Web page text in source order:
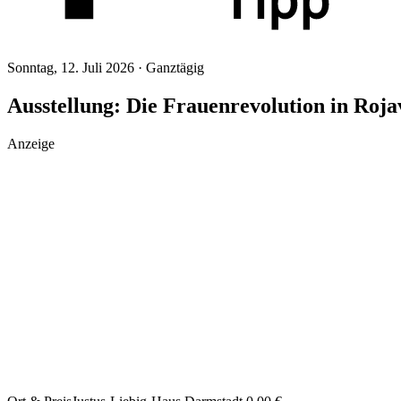
Sonntag, 12. Juli 2026 · Ganztägig
Ausstellung: Die Frauenrevolution in
Anzeige